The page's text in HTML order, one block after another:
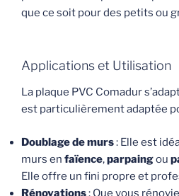
que ce soit pour des petits ou
Applications et Utilisation
La plaque PVC Comadur
est particulièrement adaptée
Doublage de murs: Elle est
murs en faïence,parpaingou
Elle offre un fini propre et
Rénovations: Que vous